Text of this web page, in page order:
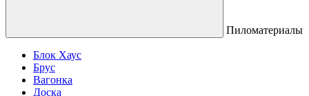
Пиломатериалы
Блок Хаус
Брус
Вагонка
Доска